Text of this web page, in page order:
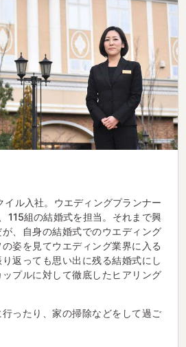
ル入社。ウエディングプランナー
115組の結婚式を担当。それまで興
、自身の結婚式でのウエディング
姿を見てウエディング業界に入る
返っても思い出に残る結婚式にし
プルに対して徹底したヒアリング
ったり、家の掃除などをして過ご